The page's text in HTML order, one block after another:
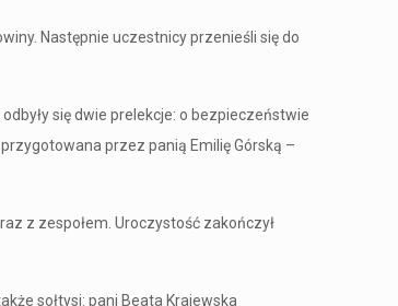
Następnie uczestnicy przenieśli się do
się dwie prelekcje: o bezpieczeństwie
przez panią Emilię Górską –
z zespołem. Uroczystość zakończył
sołtysi: pani Beata Krajewska